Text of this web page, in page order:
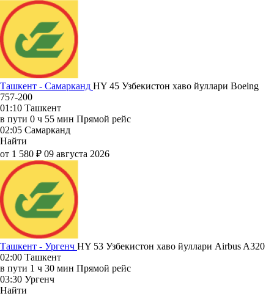
Ташкент - Самарканд HY 45 Узбекистон хаво йуллари Boeing
757-200
01:10 Ташкент
в пути 0 ч 55 мин Прямой рейс
02:05 Самарканд
Найти
от 1 580 ₽ 09 августа 2026
Ташкент - Ургенч HY 53 Узбекистон хаво йуллари Airbus A320
02:00 Ташкент
в пути 1 ч 30 мин Прямой рейс
03:30 Ургенч
Найти